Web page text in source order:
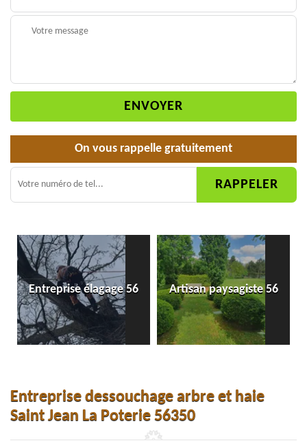
On vous rappelle gratuitement
Entreprise élagage 56 Artisan paysagiste 56
Entreprise dessouchage arbre et haie
Saint Jean La Poterie 56350